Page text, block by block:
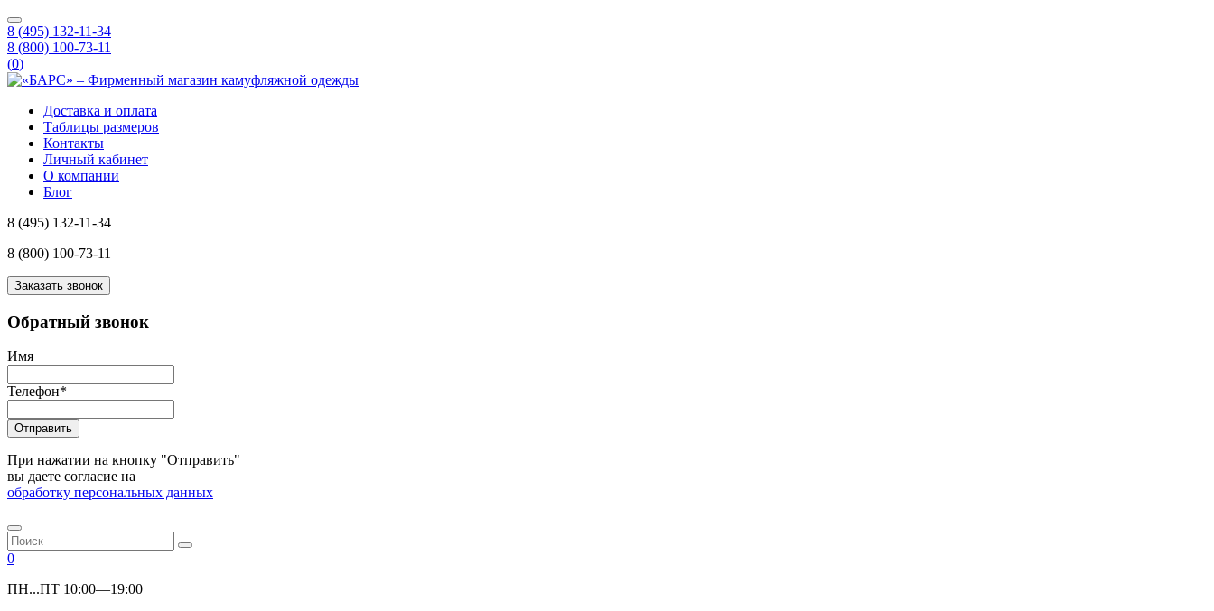
8 (495) 132-11-34
8 (800) 100-73-11
(0)
Доставка и оплата
Таблицы размеров
Контакты
Личный кабинет
О компании
Блог
8 (495) 132-11-34
8 (800) 100-73-11
Заказать звонок
Обратный звонок
Имя
Телефон*
Отправить
При нажатии на кнопку "Отправить"
вы даете согласие на
обработку персональных данных
0
ПН...ПТ 10:00—19:00